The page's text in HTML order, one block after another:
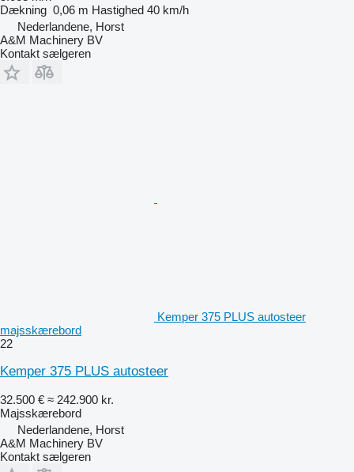
Dækning 0,06 m Hastighed 40 km/h
Nederlandene, Horst
A&M Machinery BV
Kontakt sælgeren
Kemper 375 PLUS autosteer
majsskærebord
22
Kemper 375 PLUS autosteer
32.500 € ≈ 242.900 kr.
Majsskærebord
Nederlandene, Horst
A&M Machinery BV
Kontakt sælgeren